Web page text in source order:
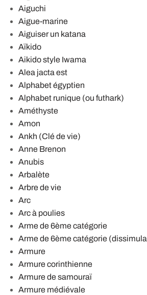
Aiguchi
Aigue-marine
Aiguiser un katana
Aïkido
Aikido style Iwama
Alea jacta est
Alphabet égyptien
Alphabet runique (ou futhark)
Améthyste
Amon
Ankh (Clé de vie)
Anne Brenon
Anubis
Arbalète
Arbre de vie
Arc
Arc à poulies
Arme de 6ème catégorie
Arme de 6ème catégorie
Armure
Armure corinthienne
Armure de samouraï
Armure médiévale